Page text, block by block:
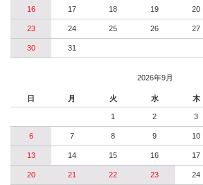
16 17 18 19 20
23 24 25 26 27
30 31
2026年9月
日 月 火 水 木
1 2 3
6 7 8 9 10
13 14 15 16 17
20 21 22 23 24